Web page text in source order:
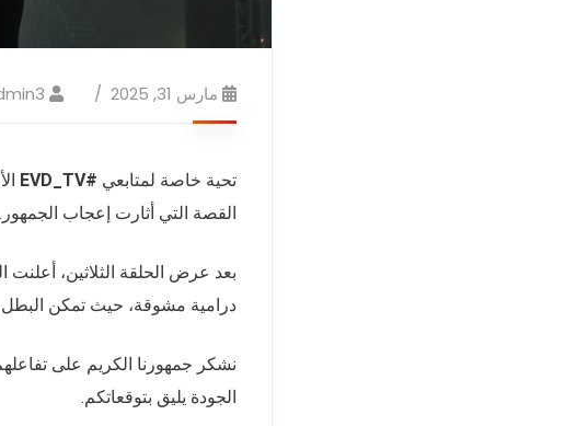
مارس 31, 2025
تحية خاصة لمتابعي #EVD_TV
القصة التي أثارت إعجاب الجمهور.
بعد عرض الحلقة الثلاثين، أعلنت
درامية مشوقة، حيث تمكن البطل
نشكر جمهورنا الكريم على
الجودة يليق بتوقعاتكم.